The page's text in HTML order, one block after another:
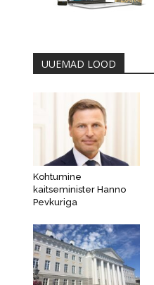
UUEMAD LOOD
Kohtumine
kaitseminister Hanno
Pevkuriga